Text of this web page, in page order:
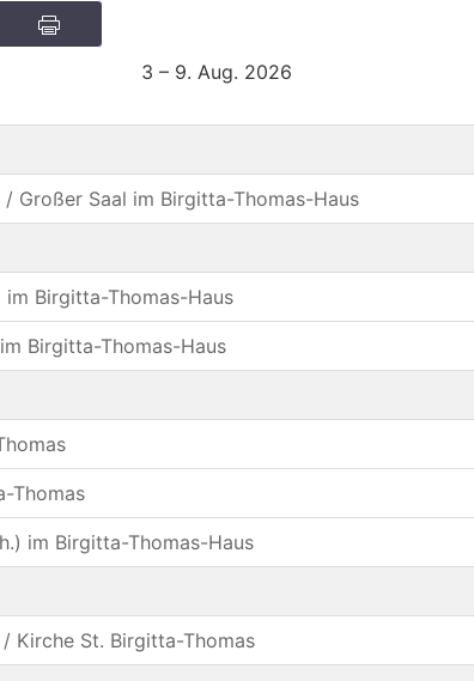
3 – 9. Aug. 2026
Großer Saal im Birgitta-Thomas-Haus
im Birgitta-Thomas-Haus
Birgitta-Thomas-Haus
Thomas
im Birgitta-Thomas-Haus
Kirche St. Birgitta-Thomas